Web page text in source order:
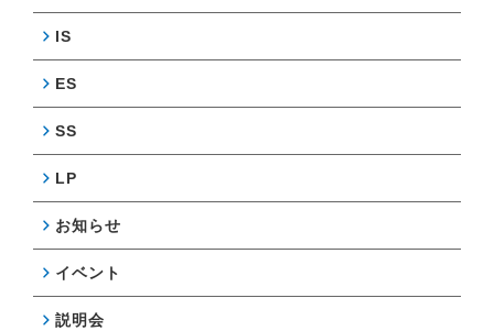
IS
ES
SS
LP
お知らせ
イベント
説明会